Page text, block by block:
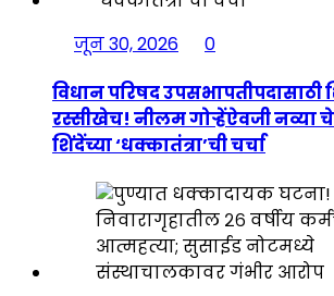
जून 30, 2026
0
विधान परिषद
रस्सीखेच! नीलम गोऱ्हेंऐवजी नव्या
शिंदेंच्या ‘धक्कातंत्रा’ची चर्चा